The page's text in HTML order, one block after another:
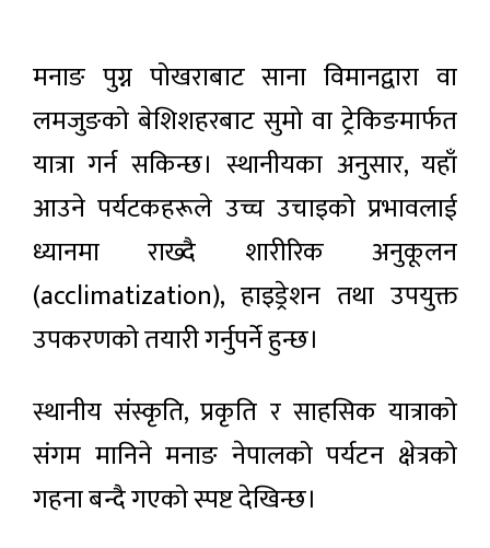
मनाङ पुग्न पोखराबाट साना विमानद्वारा वा
लमजुङको बेशिशहरबाट सुमो वा ट्रेकिङमार्फत
यात्रा गर्न सकिन्छ। स्थानीयका अनुसार, यहाँ
आउने पर्यटकहरूले उच्च उचाइको प्रभावलाई
ध्यानमा राख्दै शारीरिक अनुकूलन
(acclimatization), हाइड्रेशन तथा उपयुक्त
उपकरणको तयारी गर्नुपर्ने हुन्छ।
स्थानीय संस्कृति, प्रकृति र साहसिक यात्राको
संगम मानिने मनाङ नेपालको पर्यटन क्षेत्रको
गहना बन्दै गएको स्पष्ट देखिन्छ।